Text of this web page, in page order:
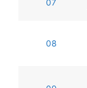
07
08